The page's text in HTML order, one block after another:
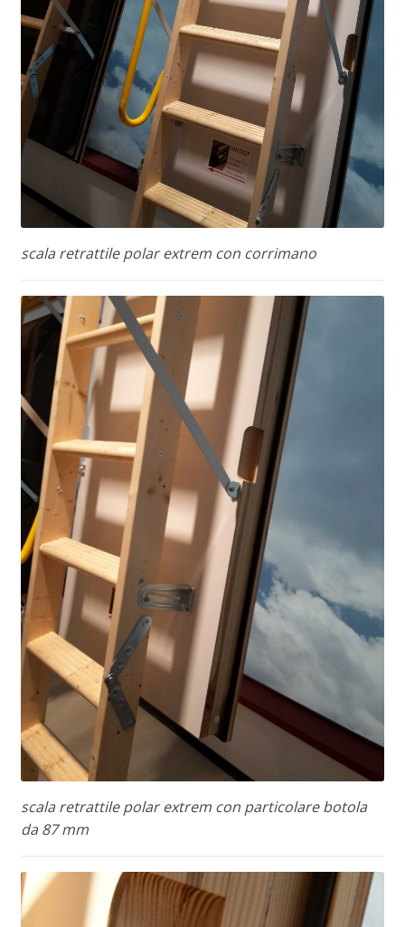
scala retrattile polar extrem con corrimano
scala retrattile polar extrem con particolare botola
da 87 mm